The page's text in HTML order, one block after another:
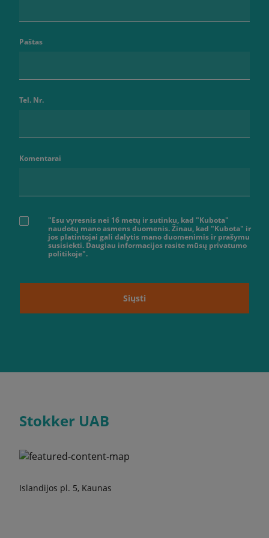
Paštas
Tel. Nr.
Komentarai
"Esu vyresnis nei 16 metų ir sutinku, kad "Kubota"
naudotų mano asmens duomenis. Žinau, kad "Kubota" ir
jos platintojai gali dalytis mano duomenimis ir prašymu
susisiekti. Daugiau informacijos rasite mūsų privatumo
politikoje".
Siųsti
Stokker UAB
Islandijos pl. 5, Kaunas